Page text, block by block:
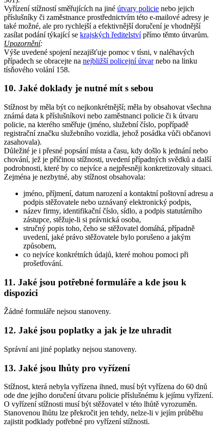
Vyřízení stížností směřujících na jiné útvary policie nebo jejich
příslušníky či zaměstnance prostřednictvím této e-mailové adresy je
také možné, ale pro rychlejší a efektivnější doručení je vhodnější
zasílat podání týkající se krajských ředitelstvípřímo těmto útvarům.
Upozornění:
Výše uvedené spojení nezajišťuje pomoc v tísni, v naléhavých
případech se obracejte na nejbližší policejní útvarnebo na linku
tísňového volání 158.
10. Jaké doklady je nutné mít s sebou
Stížnost by měla být co nejkonkrétnější; měla by obsahovat všechna
známá data k příslušníkovi nebo zaměstnanci policie či k útvaru
policie, na kterého směřuje (jméno, služební číslo, popřípadě
registrační značku služebního vozidla, jehož posádka vůči občanovi
zasahovala).
Důležité je i přesné popsání místa a času, kdy došlo k jednání nebo
chování, jež je příčinou stížnosti, uvedení případných svědků a další
podrobnosti, které by co nejvíce a nejpřesněji konkretizovaly situaci.
Zejména je nezbytné, aby stížnost obsahovala:
jméno, příjmení, datum narození a kontaktní poštovní adresu a
podpis stěžovatele nebo uznávaný elektronický podpis,
název firmy, identifikační číslo, sídlo, a podpis statutárního
zástupce, stěžuje-li si právnická osoba,
stručný popis toho, čeho se stěžovatel domáhá, případně
uvedení, jaké právo stěžovatele bylo porušeno a jakým
způsobem,
co nejvíce konkrétních údajů, které mohou pomoci při
prošetřování.
11. Jaké jsou potřebné formuláře a kde jsou k
dispozici
Žádné formuláře nejsou stanoveny.
12. Jaké jsou poplatky a jak je lze uhradit
Správní ani jiné poplatky nejsou stanoveny.
13. Jaké jsou lhůty pro vyřízení
Stížnost, která nebyla vyřízena ihned, musí být vyřízena do 60 dnů
ode dne jejího doručení útvaru policie příslušnému k jejímu vyřízení.
O vyřízení stížnosti musí být stěžovatel v této lhůtě vyrozuměn.
Stanovenou lhůtu lze překročit jen tehdy, nelze-li v jejím průběhu
zajistit podklady potřebné pro vyřízení stížnosti.